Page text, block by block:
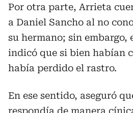
Por otra parte, Arrieta
a Daniel Sancho al no
su hermano; sin embargo,
indicó que si bien habían
había perdido el rastro.
En ese sentido, aseguró
respondía de manera